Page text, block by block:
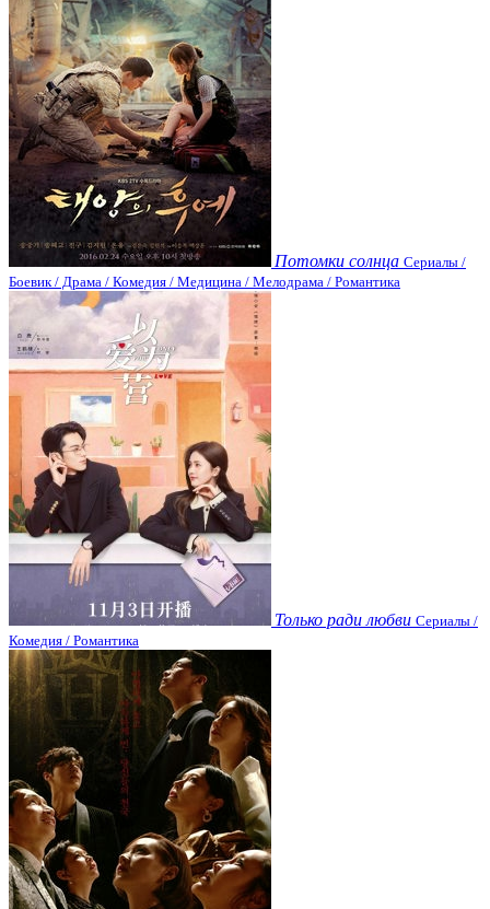
Потомки солнца Сериалы /
Боевик / Драма / Комедия / Медицина / Мелодрама / Романтика
Только ради любви Сериалы /
Комедия / Романтика